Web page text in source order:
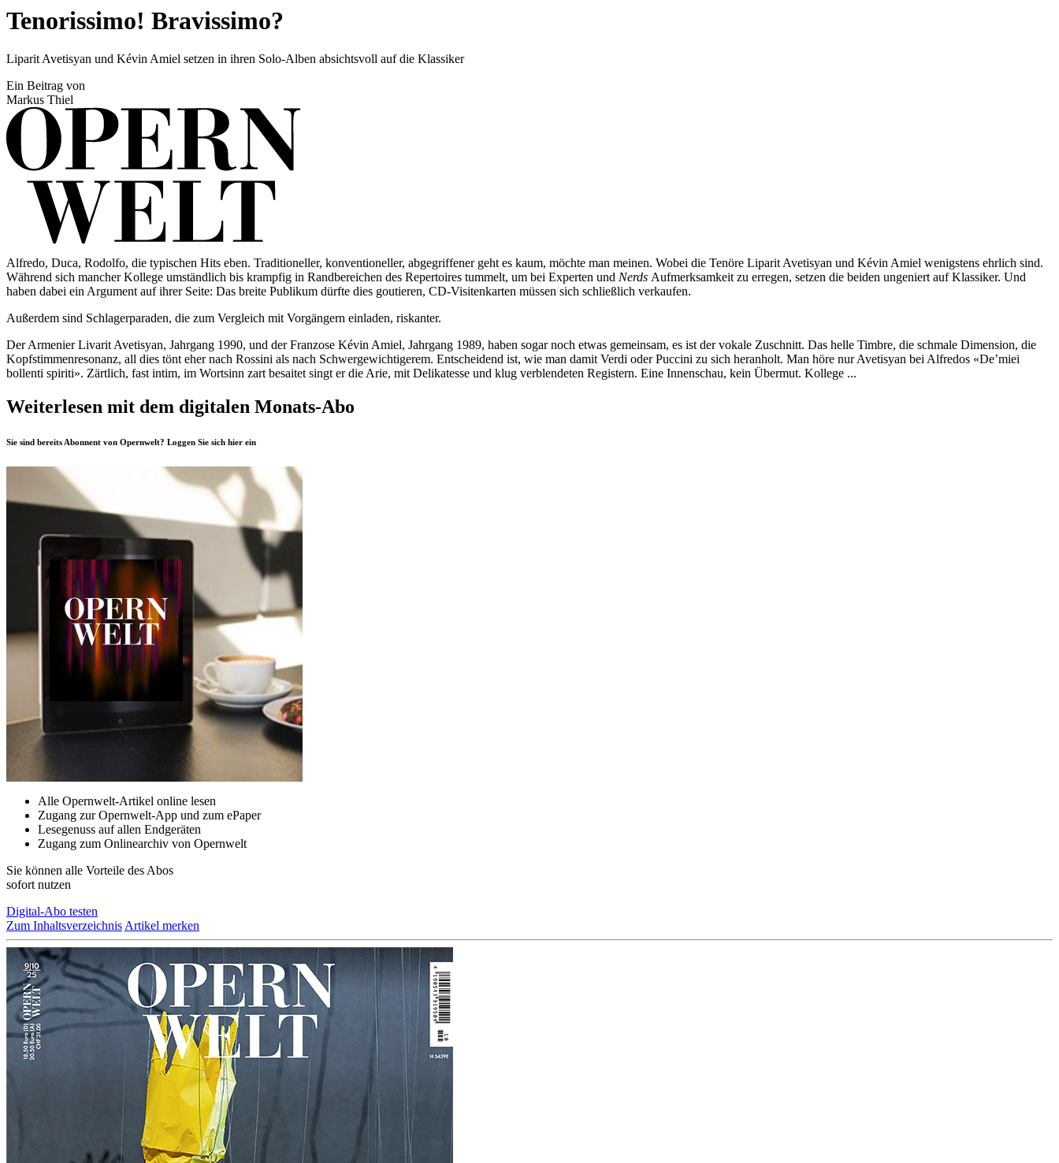
Tenorissimo! Bravissimo?
Liparit Avetisyan und Kévin Amiel setzen in ihren Solo-Alben absichtsvoll auf die Klassiker
Ein Beitrag von
Markus Thiel
Alfredo, Duca, Rodolfo, die typischen Hits eben. Traditioneller, konventioneller, abgegriffener geht es kaum, möchte man meinen. Wobei die Tenöre Liparit Avetisyan und Kévin Amiel wenigstens ehrlich sind.
Während sich mancher Kollege umständlich bis krampfig in Randbereichen des Repertoires tummelt, um bei Experten und Nerds Aufmerksamkeit zu erregen, setzen die beiden ungeniert auf Klassiker. Und
haben dabei ein Argument auf ihrer Seite: Das breite Publikum dürfte dies goutieren, CD-Visitenkarten müssen sich schließlich verkaufen.
Außerdem sind Schlagerparaden, die zum Vergleich mit Vorgängern einladen, riskanter.
Der Armenier Livarit Avetisyan, Jahrgang 1990, und der Franzose Kévin Amiel, Jahrgang 1989, haben sogar noch etwas gemeinsam, es ist der vokale Zuschnitt. Das helle Timbre, die schmale Dimension, die
Kopfstimmenresonanz, all dies tönt eher nach Rossini als nach Schwergewichtigerem. Entscheidend ist, wie man damit Verdi oder Puccini zu sich heranholt. Man höre nur Avetisyan bei Alfredos «De’miei
bollenti spiriti». Zärtlich, fast intim, im Wortsinn zart besaitet singt er die Arie, mit Delikatesse und klug verblendeten Registern. Eine Innenschau, kein Übermut. Kollege ...
Weiterlesen mit dem digitalen Monats-Abo
Sie sind bereits Abonnent von Opernwelt? Loggen Sie sich hier ein
Alle Opernwelt-Artikel online lesen
Zugang zur Opernwelt-App und zum ePaper
Lesegenuss auf allen Endgeräten
Zugang zum Onlinearchiv von Opernwelt
Sie können alle Vorteile des Abos
sofort nutzen
Digital-Abo testen
Zum Inhaltsverzeichnis Artikel merken